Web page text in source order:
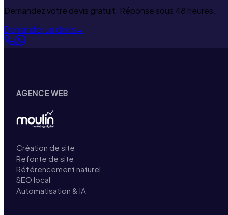
Demandez votre devis gratuit. Réponse sous 48 heures.
Demander un devis→
AGENCE WEB
Création de site
Refonte de site
Référencement naturel
SEO local
Automatisation & IA